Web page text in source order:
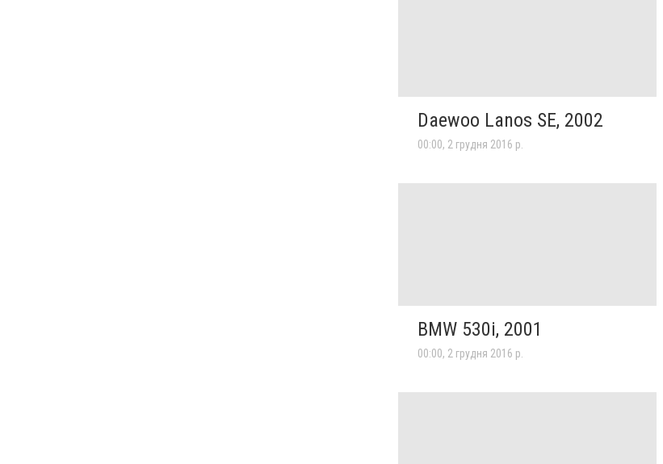
Daewoo Lanos SE, 2002
00:00, 2 грудня 2016 р.
BMW 530i, 2001
00:00, 2 грудня 2016 р.